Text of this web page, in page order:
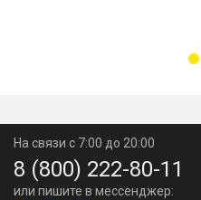
На связи с 7:00 до 20:00
8 (800) 222-80-11
или пишите в мессенджер: